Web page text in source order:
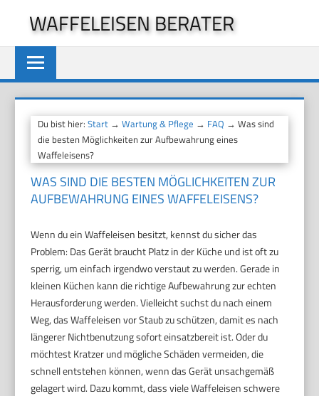
springen
WAFFELEISEN BERATER
Du bist hier:Start →Wartung & Pflege → FAQ → Was sind
die besten Möglichkeiten zur Aufbewahrung eines
Waffeleisens?
WAS SIND DIE BESTEN MÖGLICHKEITEN ZUR
AUFBEWAHRUNG EINES WAFFELEISENS?
Wenn du ein Waffeleisen besitzt, kennst du sicher das
Problem: Das Gerät braucht Platz in der Küche und ist oft zu
sperrig, um einfach irgendwo verstaut zu werden. Gerade in
kleinen Küchen kann die richtige Aufbewahrung zur echten
Herausforderung werden. Vielleicht suchst du nach einem
Weg, das Waffeleisen vor Staub zu schützen, damit es nach
längerer Nichtbenutzung sofort einsatzbereit ist. Oder du
möchtest Kratzer und mögliche Schäden vermeiden, die
schnell entstehen können, wenn das Gerät unsachgemäß
gelagert wird. Dazu kommt, dass viele Waffeleisen schwere